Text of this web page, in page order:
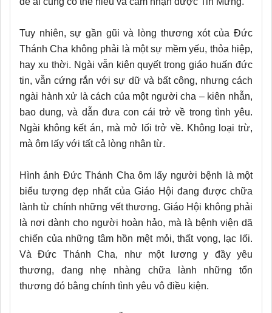
Tuy nhiên, sự gần gũi và lòng thương xót của Đức
Thánh Cha không phải là một sự mềm yếu, thỏa hiệp,
hay xu thời. Ngài vẫn kiên quyết trong giáo huấn đức
tin, vẫn cứng rắn với sự dữ và bất công, nhưng cách
ngài hành xử là cách của một người cha – kiên nhẫn,
bao dung, và dẫn đưa con cái trở về trong tình yêu.
Ngài không kết án, mà mở lối trở về. Không loại trừ,
mà ôm lấy với tất cả lòng nhân từ.
Hình ảnh Đức Thánh Cha ôm lấy người bệnh là một
biểu tượng đẹp nhất của Giáo Hội đang được chữa
lành từ chính những vết thương. Giáo Hội không phải
là nơi dành cho người hoàn hảo, mà là bệnh viện dã
chiến của những tâm hồn mệt mỏi, thất vọng, lạc lối.
Và Đức Thánh Cha, như một lương y đầy yêu
thương, đang nhẹ nhàng chữa lành những tổn
thương đó bằng chính tình yêu vô điều kiện.